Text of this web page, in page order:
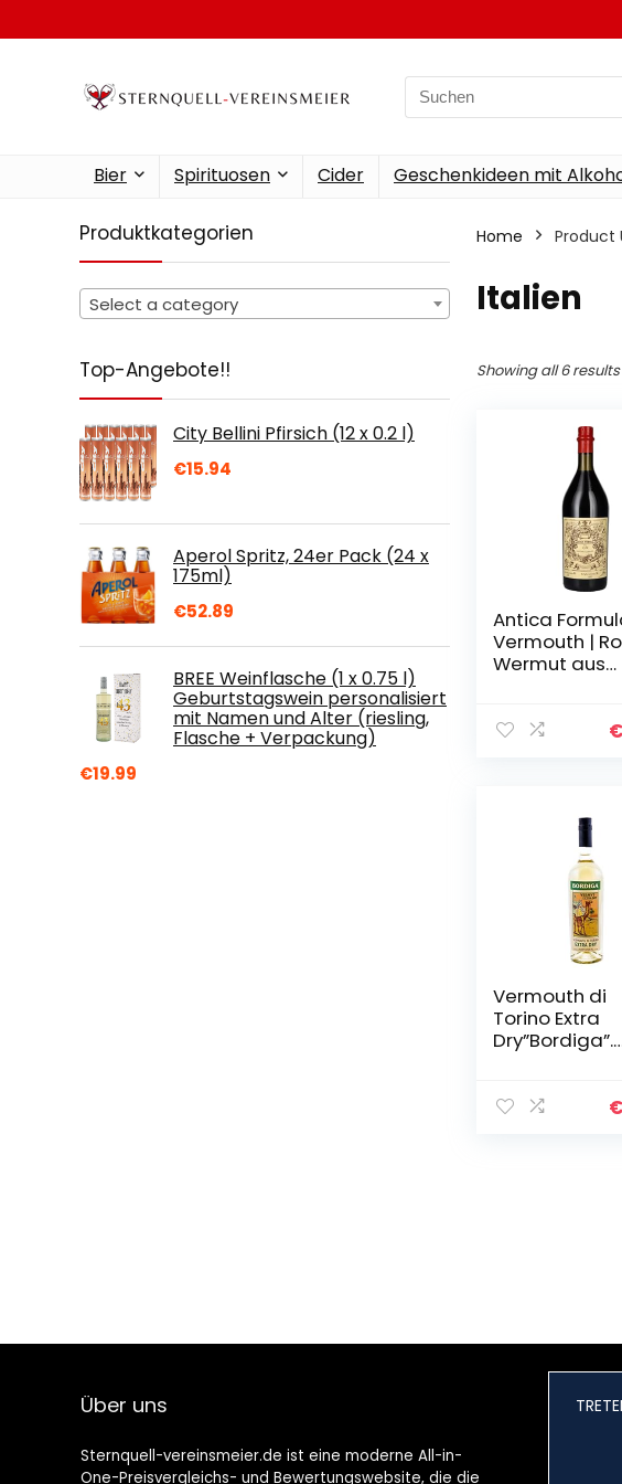
Search
for:
Bier Spirituosen Cider Geschenkideen mit
Produktkategorien
Select a category
Top-Angebote!!
City Bellini Pfirsich (12 x 0.2 l)
€15.94
Aperol Spritz, 24er Pack (24 x
175ml)
€52.89
BREE Weinflasche (1 x 0.75 l)
Geburtstagswein personalisiert
mit Namen und Alter (riesling,
Flasche + Verpackung)
€19.99
Home Product
‎Italien
Showing all 6 results
Antica
Vermouth |
Wermut aus
oder in
€
Vermouth di
Torino Extra
Dry”Bordiga”.
Alk. 18% vol.
€
Über uns
Sternquell-vereinsmeier.de ist eine moderne All-in-
One-Preisvergleichs- und Bewertungswebsite, die die